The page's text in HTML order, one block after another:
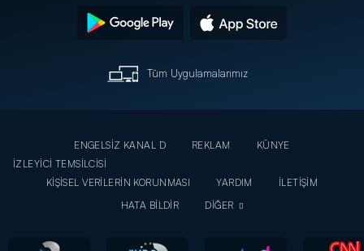
Tüm Uygulamalarımız
ENGELSİZ KANAL D REKLAM
KÜNYE
İZLEYİCİ TEMSİLCİSİ
KİŞİSEL VERİLERİN KORUNMASI
YARDIM
İLETİŞİM
HATA BİLDİR
DİĞER